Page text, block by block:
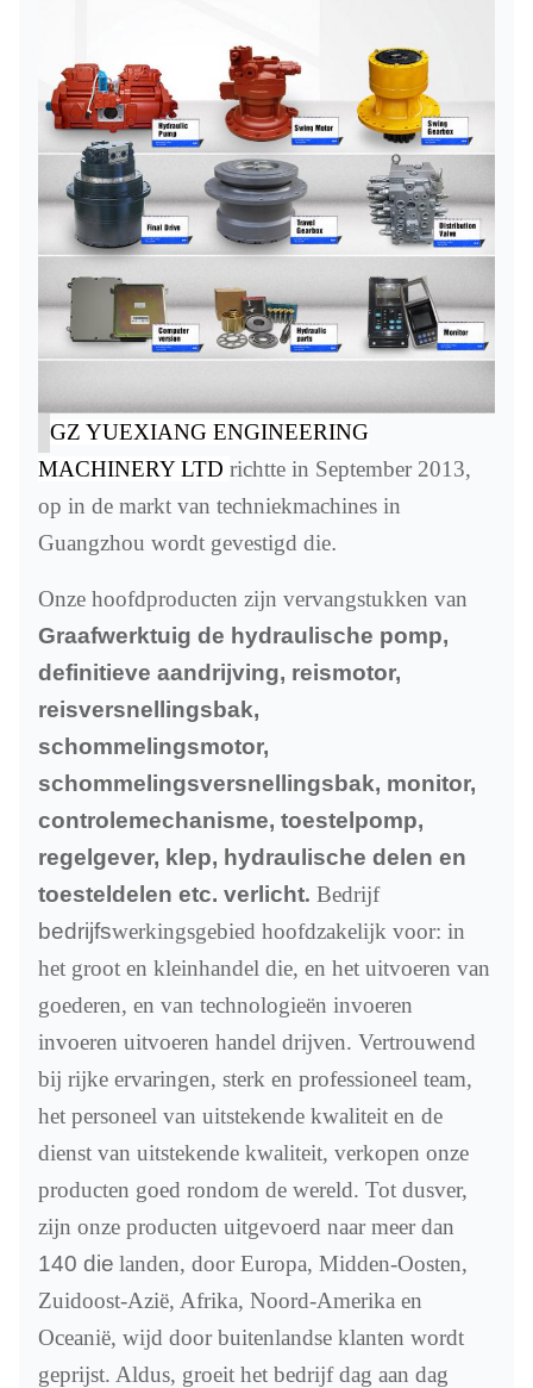
GZ YUEXIANG ENGINEERING
MACHINERY LTD richtte in September 2013,
op in de markt van techniekmachines in
Guangzhou wordt gevestigd die.
Onze hoofdproducten zijn vervangstukken van
Graafwerktuig de hydraulische pomp,
definitieve aandrijving, reismotor,
reisversnellingsbak,
schommelingsmotor,
schommelingsversnellingsbak, monitor,
controlemechanisme, toestelpomp,
regelgever, klep, hydraulische delen en
toesteldelen etc. verlicht. Bedrijf
bedrijfswerkingsgebied hoofdzakelijk voor: in
het groot en kleinhandel die, en het uitvoeren van
goederen, en van technologieën invoeren
invoeren uitvoeren handel drijven. Vertrouwend
bij rijke ervaringen, sterk en professioneel team,
het personeel van uitstekende kwaliteit en de
dienst van uitstekende kwaliteit, verkopen onze
producten goed rondom de wereld. Tot dusver,
zijn onze producten uitgevoerd naar meer dan
140 die landen, door Europa, Midden-Oosten,
Zuidoost-Azië, Afrika, Noord-Amerika en
Oceanië, wijd door buitenlandse klanten wordt
geprijst. Aldus, groeit het bedrijf dag aan dag